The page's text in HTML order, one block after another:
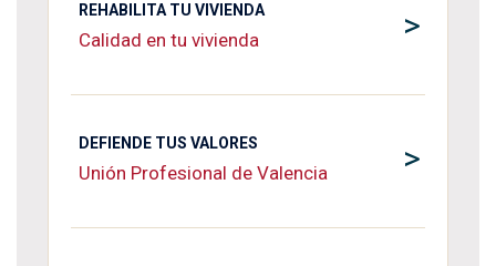
>
REHABILITA TU VIVIENDA
Calidad en tu vivienda
>
DEFIENDE TUS VALORES
Unión Profesional de Valencia